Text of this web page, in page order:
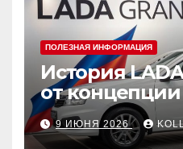
ПОЛЕЗНАЯ ИНФОРМАЦИЯ
История
от
популярного
автомобиля
9 ИЮНЯ 2026